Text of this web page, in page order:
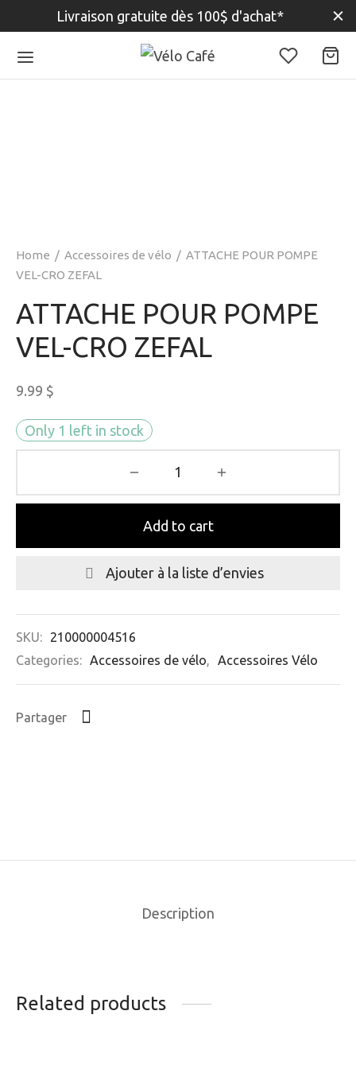
Livraison gratuite dès 100$ d'achat*
Home / Accessoires de vélo / ATTACHE POUR POMPE
VEL-CRO ZEFAL
ATTACHE POUR POMPE
VEL-CRO ZEFAL
9.99 $
Only 1 left in stock
Add to cart
Ajouter à la liste d’envies
SKU:
210000004516
Categories:
Accessoires de vélo Accessoires Vélo
Partager
Description
Related products